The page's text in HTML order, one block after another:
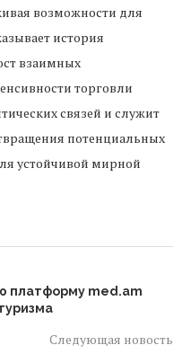
возможности для
история
взаимных
торговли
связей и служит
потенциальных
устойчивой мирной
платформу med.am
Следующая новость